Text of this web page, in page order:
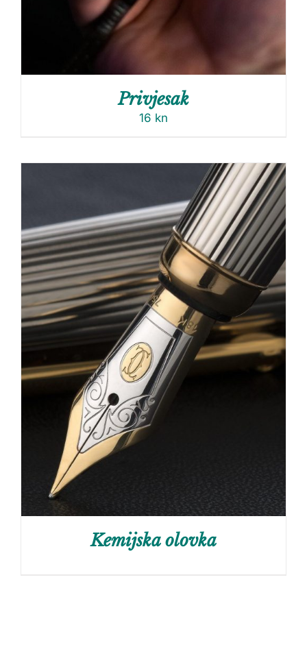
Privjesak
16 kn
Kemijska olovka